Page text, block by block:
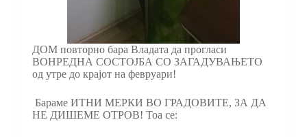
ДОМ повторно бара Владата да прогласи
ВОНРЕДНА СОСТОЈБА СО ЗАГАДУВАЊЕТО
од утре до крајот на февруари!
Бараме ИТНИ МЕРКИ ВО ГРАДОВИТЕ, ЗА ДА
НЕ ДИШЕМЕ ОТРОВ! Тоа се: